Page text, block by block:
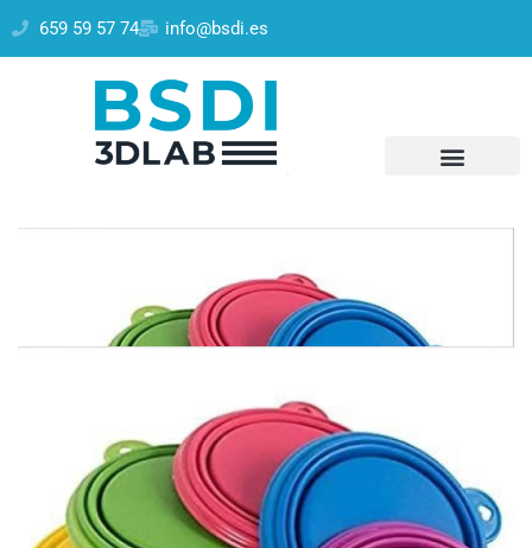
659 59 57 74 info@bsdi.es